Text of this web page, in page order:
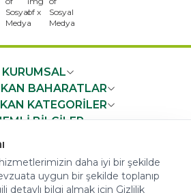
x
KURUMSAL
BAHARATLAR
KATEGORİLER
BİLGİLER
daha iyi bir şekilde
uygun bir şekilde toplanıp
detaylı bilgi almak için Gizlilik